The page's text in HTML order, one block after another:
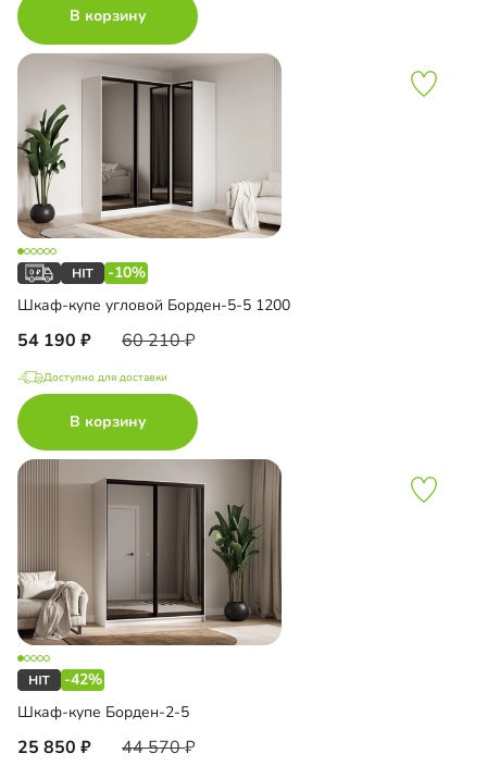
В корзину
-10%
Шкаф-купе угловой Борден-5-5 1200
54 190 60 210
Доступно для доставки
В корзину
-42%
Шкаф-купе Борден-2-5
25 850 44 570